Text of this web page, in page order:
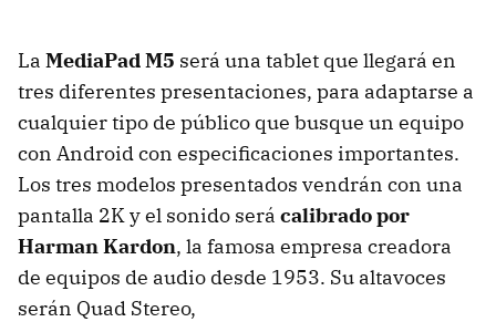
La MediaPad M5 será una tablet que llegará en
tres diferentes presentaciones, para adaptarse a
cualquier tipo de público que busque un equipo
con Android con especificaciones importantes.
Los tres modelos presentados vendrán con una
pantalla 2K y el sonido será calibrado por
Harman Kardon, la famosa empresa creadora
de equipos de audio desde 1953. Su altavoces
serán Quad Stereo,